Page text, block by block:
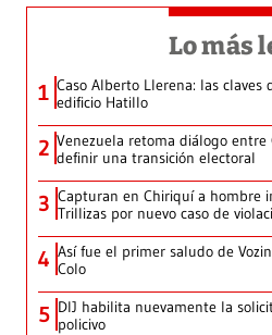
Lo más
1 Caso Alberto Llerena: las
edificio Hatillo
2 Venezuela retoma diálogo entre
definir una transición electoral
3 Capturan en Chiriquí a hombre
Trillizas por nuevo caso de
4 Así fue el primer saludo de
Colo
5 DIJ habilita nuevamente la
policivo